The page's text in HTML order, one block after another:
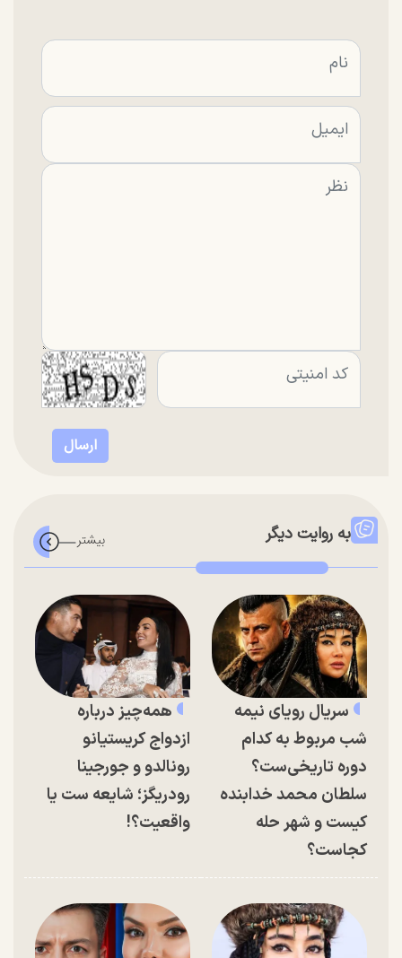
به روایت دیگر
سریال رویای نیمه
شب مربوط به کدام
دوره تاریخی‌ست؟
سلطان محمد خدابنده
کیست و شهر حله
کجاست؟
همه‌چیز درباره
ازدواج کریستیانو
رونالدو و جورجینا
رودریگز؛ شایعه ست یا
واقعیت؟!